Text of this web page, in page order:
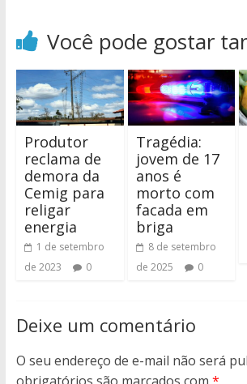
Você pode gostar
Produtor
reclama de
demora da
Cemig para
religar
energia
1 de setembro
de 2023
0
Tragédia:
jovem de 17
anos é
morto com
facada em
briga
8 de setembro
de 2025
0
Deixe um comentário
O seu endereço de e-mail não será